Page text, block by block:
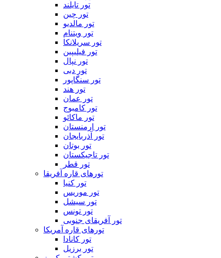
تور تایلند
تور چین
تور مالدیو
تور ویتنام
تور سریلانکا
تور فیلیپین
تور نپال
تور دبی
تور سنگاپور
تور هند
تور عمان
تور کامبوج
تور ماکائو
تور ارمنستان
تور آذربایجان
تور بوتان
تور تاجیکستان
تور قطر
تورهای قاره آفریقا
تور کنیا
تور موریس
تور سیشل
تور تونس
تور آفریقای جنوبی
تورهای قاره آمریکا
تور کانادا
تور برزیل